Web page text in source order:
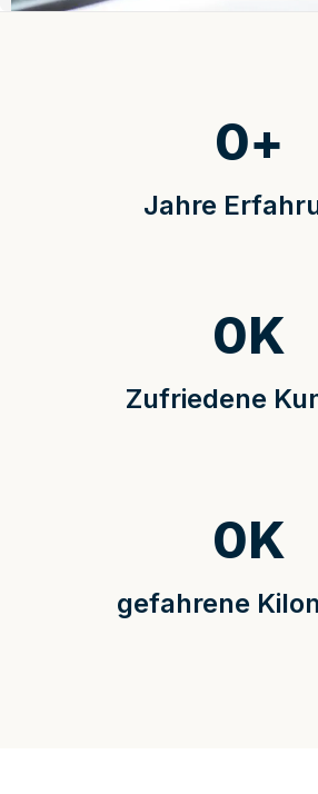
Jahre
0+
Zufriedene
0K
gefahrene
0K